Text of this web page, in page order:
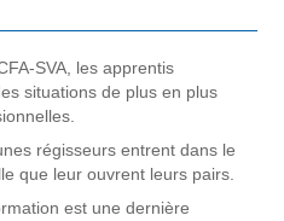
SVA, les apprentis
situations de plus en plus
régisseurs entrent dans le
que leur ouvrent leurs pairs.
est une dernière